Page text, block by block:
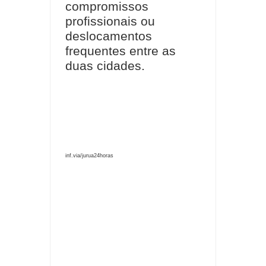
compromissos
profissionais ou
deslocamentos
frequentes entre as
duas cidades.
inf.via/jurua24horas